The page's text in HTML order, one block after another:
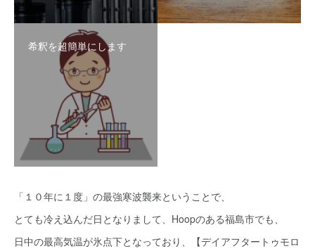
希釈を超簡単にします
「１０年に１度」の最強寒波襲来ということで、
とても冷え込んだ日となりまして、Hoopのある福島市でも、
日中の最高気温が氷点下となっており、【デイアフタートゥモロ